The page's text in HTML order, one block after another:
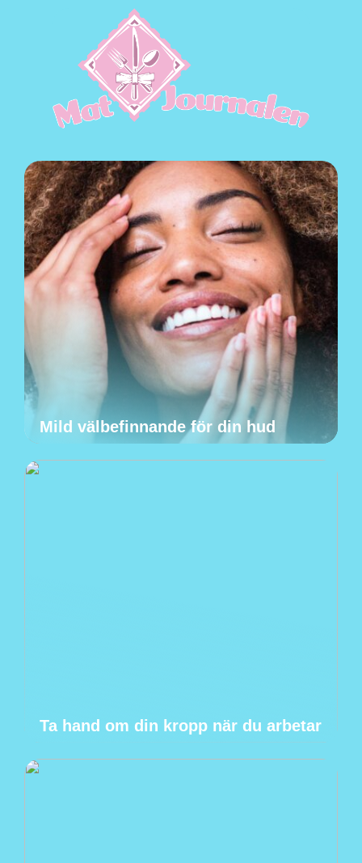
Mild välbefinnande för din hud
Ta hand om din kropp när du arbetar